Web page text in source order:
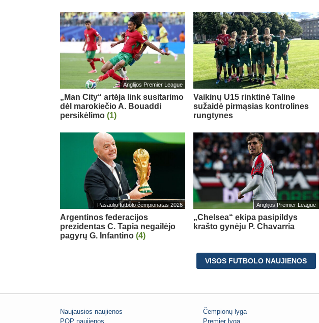
Anglijos Premier League
„Man City“ artėja link susitarimo
dėl marokiečio A. Bouaddi
persikėlimo (1)
Vaikinų U15 rinktinė Taline
sužaidė pirmąsias kontrolines
rungtynes
Pasaulio futbolo čempionatas 2026
Argentinos federacijos
prezidentas C. Tapia negailėjo
pagyrų G. Infantino (4)
Anglijos Premier League
„Chelsea“ ekipa pasipildys
krašto gynėju P. Chavarria
VISOS FUTBOLO NAUJIENOS
Naujausios naujienos
POP naujienos
Čempionų lyga
Premier lyga